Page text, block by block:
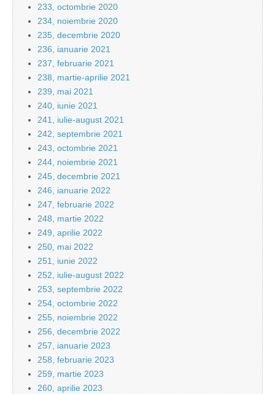
233, octombrie 2020
234, noiembrie 2020
235, decembrie 2020
236, ianuarie 2021
237, februarie 2021
238, martie-aprilie 2021
239, mai 2021
240, iunie 2021
241, iulie-august 2021
242, septembrie 2021
243, octombrie 2021
244, noiembrie 2021
245, decembrie 2021
246, ianuarie 2022
247, februarie 2022
248, martie 2022
249, aprilie 2022
250, mai 2022
251, iunie 2022
252, iulie-august 2022
253, septembrie 2022
254, octombrie 2022
255, noiembrie 2022
256, decembrie 2022
257, ianuarie 2023
258, februarie 2023
259, martie 2023
260, aprilie 2023